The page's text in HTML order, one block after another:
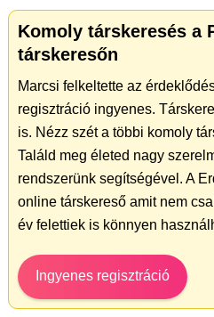
Komoly társkeresés a
társkeresőn
Marcsi felkeltette az
regisztráció ingyenes.
is. Nézz szét a többi komoly
Találd meg életed nagy
rendszerünk segítségével. A
online társkereső amit nem
év felettiek is könnyen
Ingyenes regisztráció